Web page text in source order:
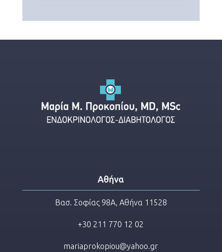
Αθήνα
Βασ. Σοφίας 98Α, Αθήνα 11528
+30 211 770 12 02
mariaprokopiou@yahoo.gr